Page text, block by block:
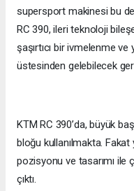
supersport makinesi bu
RC 390, ileri teknoloji
şaşırtıcı bir ivmelenme ve
üstesinden gelebilecek
KTM RC 390’da, büyük
bloğu kullanılmakta.
pozisyonu ve tasarımı
çıktı.